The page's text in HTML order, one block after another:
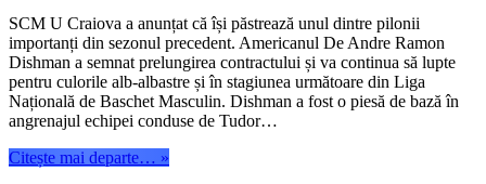
SCM U Craiova a anunțat că își păstrează unul dintre pilonii
importanți din sezonul precedent. Americanul De Andre Ramon
Dishman a semnat prelungirea contractului și va continua să lupte
pentru culorile alb-albastre și în stagiunea următoare din Liga
Națională de Baschet Masculin. Dishman a fost o piesă de bază în
angrenajul echipei conduse de Tudor…
Citește mai departe… “🦁
»